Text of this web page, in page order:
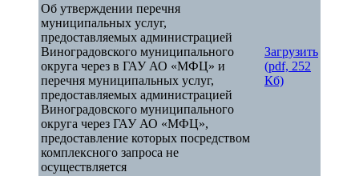
Об утверждении перечня
муниципальных услуг,
предоставляемых администрацией
Виноградовского муниципального
округа через в ГАУ АО «МФЦ» и
перечня муниципальных услуг,
предоставляемых администрацией
Виноградовского муниципального
округа через ГАУ АО «МФЦ»,
предоставление которых посредством
комплексного запроса не
осуществляется
Загрузить
(pdf, 252
Кб)